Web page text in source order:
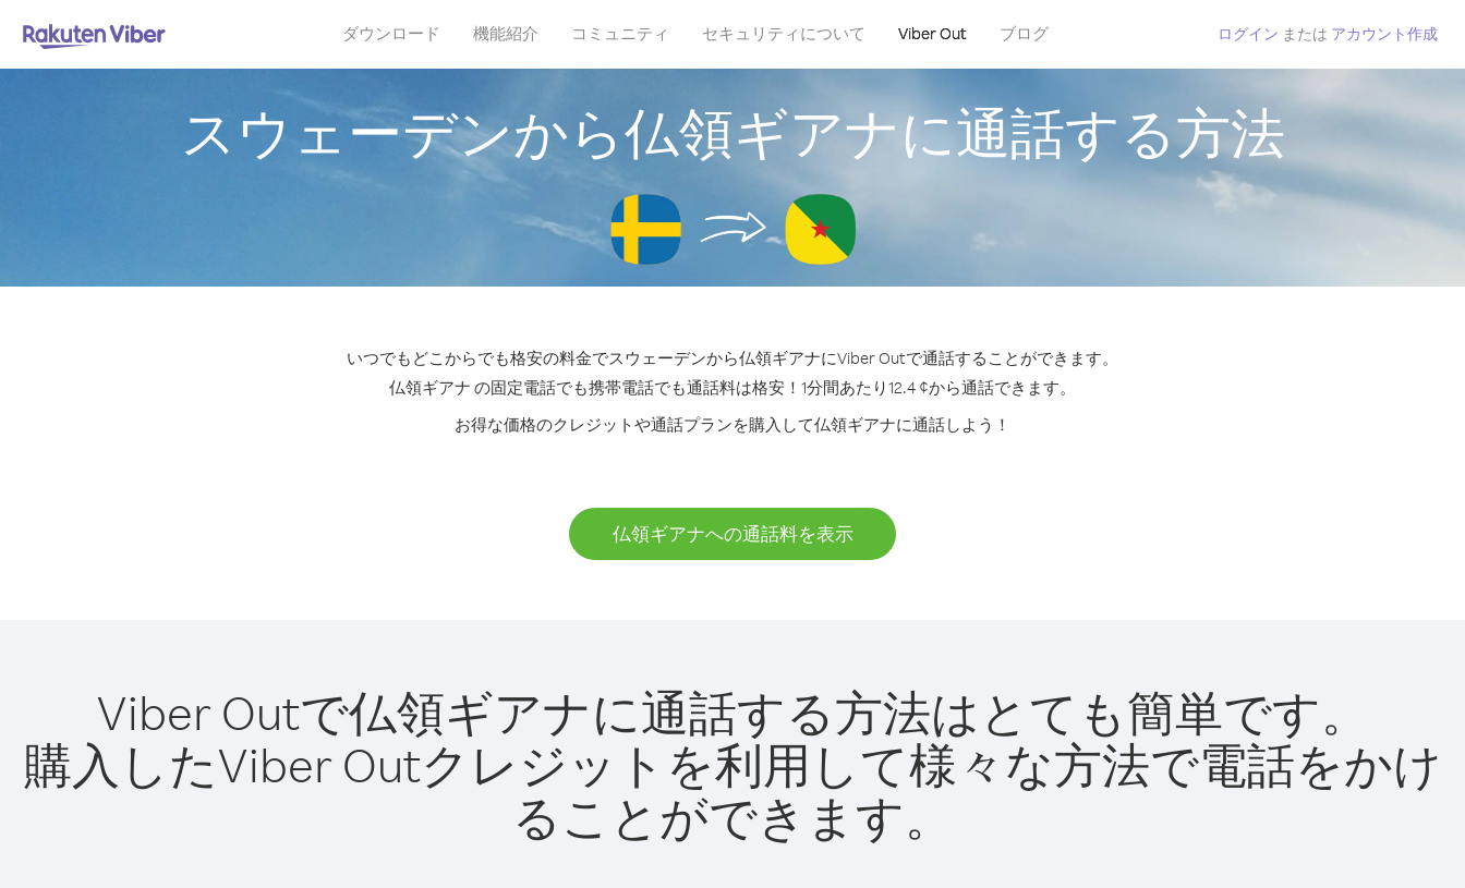
ダウンロード 機能紹介 コミュニティ セキュリティについて Viber Out ブログ ログイン または アカウント作成
スウェーデンから仏領ギアナに通話する方法
いつでもどこからでも格安の料金でスウェーデンから仏領ギアナにViber Outで通話することができます。
仏領ギアナ の固定電話でも携帯電話でも通話料は格安！1分間あたり12.4 ¢から通話できます。
お得な価格のクレジットや通話プランを購入して仏領ギアナに通話しよう！
仏領ギアナへの通話料を表示
Viber Outで仏領ギアナに通話する方法はとても簡単です。
購入したViber Outクレジットを利用して様々な方法で電話をかけ
ることができます。